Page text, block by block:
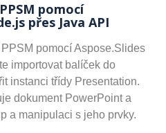
pomocí
přes Java API
pomocí Aspose.Slides
importovat balíček do
instanci třídy Presentation.
dokument PowerPoint a
a manipulaci s jeho prvky.